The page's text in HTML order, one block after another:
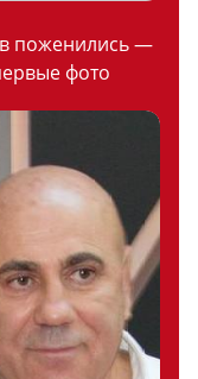
поженились —
фото